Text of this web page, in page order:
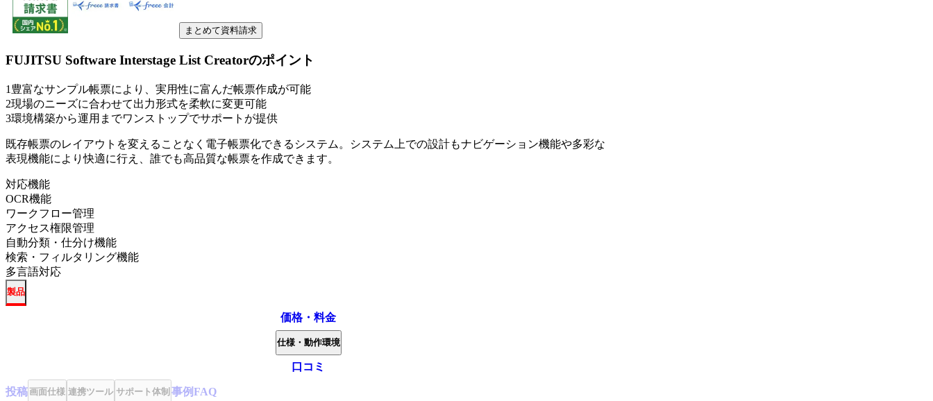
まとめて資料請求
FUJITSU Software Interstage List Creatorのポイント
1 豊富なサンプル帳票により、実用性に富んだ帳票作成が可能
2現場のニーズに合わせて出力形式を柔軟に変更可能
3環境構築から運用までワンストップでサポートが提供
既存帳票のレイアウトを変えることなく電子帳票化できるシステム。システム上での設計もナビゲーション機能や多彩な
表現機能により快適に行え、誰でも高品質な帳票を作成できます。
対応機能
OCR機能
ワークフロー管理
アクセス権限管理
自動分類・仕分け機能
検索・フィルタリング機能
多言語対応
製品
価格・料金
仕様・動作環境
口コミ
投稿画面仕様 連携ツール サポート体制 事例FAQ